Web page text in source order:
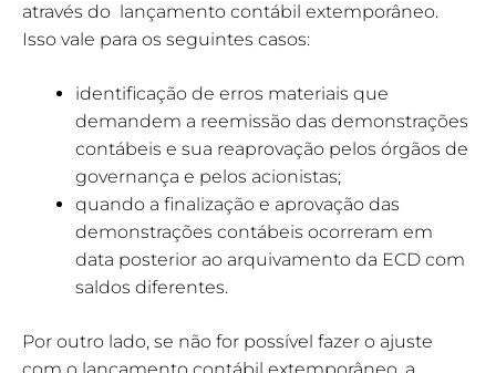
através do lançamento contábil extemporâneo.
Isso vale para os seguintes casos:
identificação de erros materiais que
demandem a reemissão das demonstrações
contábeis e sua reaprovação pelos órgãos de
governança e pelos acionistas;
quando a finalização e aprovação das
demonstrações contábeis ocorreram em
data posterior ao arquivamento da ECD com
saldos diferentes.
Por outro lado, se não for possível fazer o ajuste